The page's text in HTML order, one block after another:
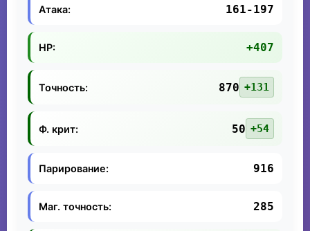
Атака: 161-197
HP: +407
Точность: 870 +131
Ф. крит: 50 +54
Парирование: 916
Маг. точность: 285